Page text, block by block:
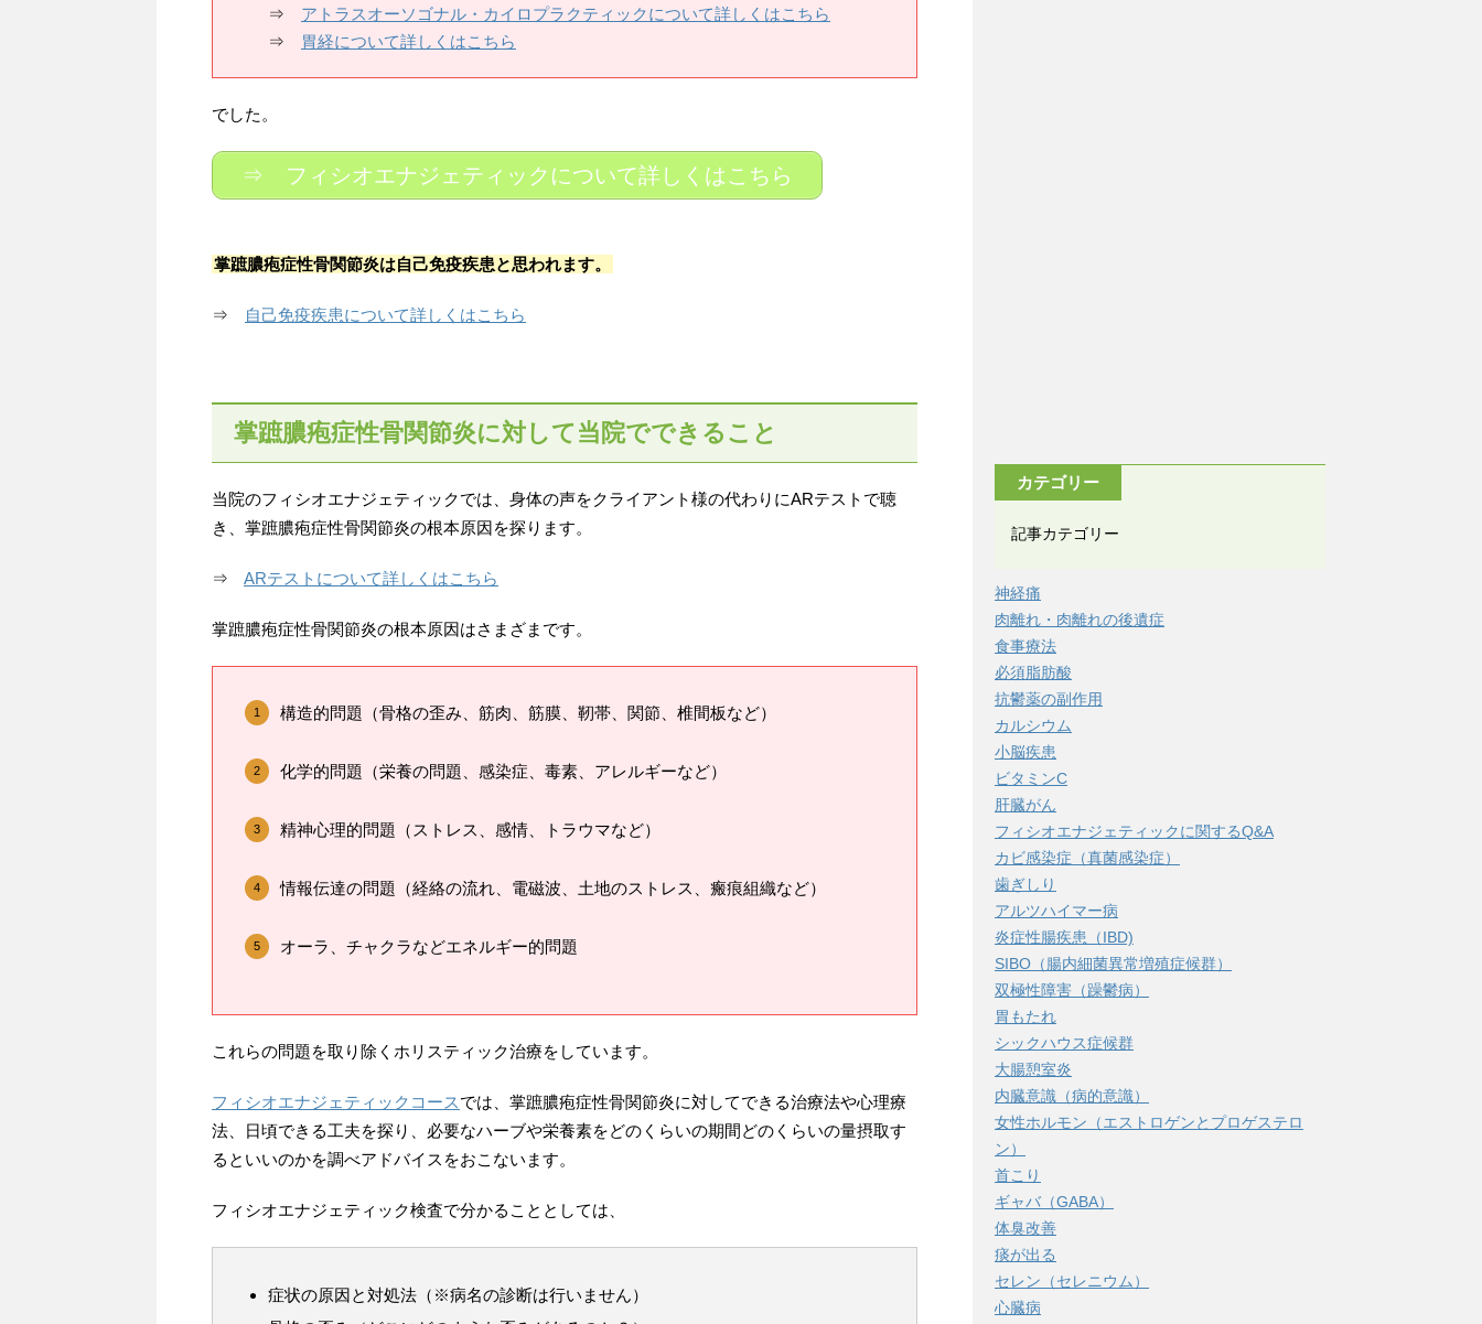
⇒ アトラスオーソゴナル・カイロプラクティックについて詳しくはこちら
⇒
胃経について詳しくはこちら
でした。
⇒ フィシオエナジェティックについて詳しくはこちら
掌蹠膿疱症性骨関節炎は自己免疫疾患と思われます。
⇒ 自己免疫疾患について詳しくはこちら
掌蹠膿疱症性骨関節炎に対して当院でできること
当院のフィシオエナジェティックでは、身体の声をクライアント様の代わりにARテストで聴
き、掌蹠膿疱症性骨関節炎の根本原因を探ります。
⇒ ARテストについて詳しくはこちら
掌蹠膿疱症性骨関節炎の根本原因はさまざまです。
構造的問題（骨格の歪み、筋肉、筋膜、靭帯、関節、椎間板など）
化学的問題（栄養の問題、感染症、毒素、アレルギーなど）
精神心理的問題（ストレス、感情、トラウマなど）
情報伝達の問題（経絡の流れ、電磁波、土地のストレス、瘢痕組織など）
オーラ、チャクラなどエネルギー的問題
これらの問題を取り除くホリスティック治療をしています。
フィシオエナジェティックコースでは、掌蹠膿疱症性骨関節炎に対してできる治療法や心理療
法、日頃できる工夫を探り、必要なハーブや栄養素をどのくらいの期間どのくらいの量摂取す
るといいのかを調べアドバイスをおこないます。
フィシオエナジェティック検査で分かることとしては、
症状の原因と対処法（※病名の診断は行いません）
カテゴリー
記事カテゴリー
神経痛
肉離れ・肉離れの後遺症
食事療法
必須脂肪酸
抗鬱薬の副作用
カルシウム
小脳疾患
ビタミンC
肝臓がん
フィシオエナジェティックに関するQ&A
カビ感染症（真菌感染症）
歯ぎしり
アルツハイマー病
炎症性腸疾患（IBD)
SIBO（腸内細菌異常増殖症候群）
双極性障害（躁鬱病）
胃もたれ
シックハウス症候群
大腸憩室炎
内臓意識（病的意識）
女性ホルモン（エストロゲンとプロゲステロ
ン）
首こり
ギャバ（GABA）
体臭改善
痰が出る
セレン（セレニウム）
心臓病